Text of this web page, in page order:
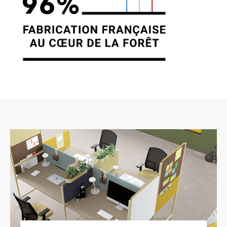
7. GESTION DES DONNÉES
En France, les données personnelles sont
notamment protégées par la loi n° 78-87 du 6
janvier 1978, la loi n° 2004-801 du 6 août 2004,
de l’utilisateur. En tout état de cause CLEN ne
collecte des informations personnelles
relatives à l’utilisateur que pour le besoin de
certains services proposés par le site
https://clen.fr. L’utilisateur fournit ces
informations en toute connaissance de cause,
notamment lorsqu’il procède par lui-même à
leur saisie. Il est alors précisé à l’utilisateur du
site https://clen.fr l’obligation ou non de fournir
ces informations. Conformément aux